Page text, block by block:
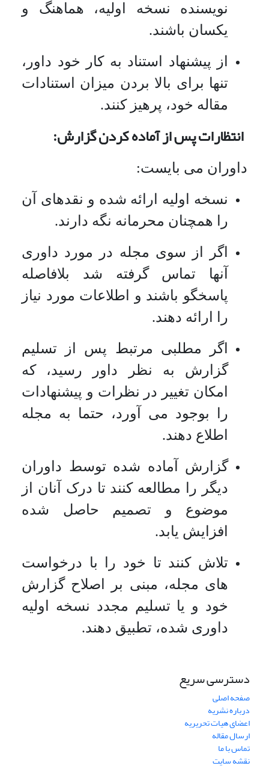
نویسنده نسخه اولیه، هماهنگ و
یکسان باشند.
از پیشنهاد استناد به کار خود داور،
تنها برای بالا بردن میزان استنادات
مقاله خود، پرهیز کنند.
انتظارات پس از آماده کردن گزارش:
داوران می بایست:
نسخه اولیه ارائه شده و نقدهای آن
را همچنان محرمانه نگه دارند.
اگر از سوی مجله در مورد داوری
آنها تماس گرفته شد بلافاصله
پاسخگو باشند و اطلاعات مورد نیاز
را ارائه دهند.
اگر مطلبی مرتبط پس از تسلیم
گزارش به نظر داور رسید، که
امکان تغییر در نظرات و پیشنهادات
را بوجود می آورد، حتما به مجله
اطلاع دهند.
گزارش آماده شده توسط داوران
دیگر را مطالعه کنند تا درک آنان از
موضوع و تصمیم حاصل شده
افزایش یابد.
تلاش کنند تا خود را با درخواست
های مجله، مبنی بر اصلاح گزارش
خود و یا تسلیم مجدد نسخه اولیه
داوری شده، تطبیق دهند.
دسترسی سریع
صفحه اصلی
درباره نشریه
اعضای هیات تحریریه
ارسال مقاله
تماس با ما
نقشه سایت